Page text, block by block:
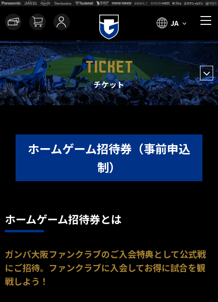
JA
TICKET
チケット
ホームゲーム招待券（事前申込
制）
ホームゲーム招待券とは
ガンバ大阪ファンクラブのご入会特典として公式戦
にご招待。ファンクラブに入会してお得に試合を観
戦しよう！